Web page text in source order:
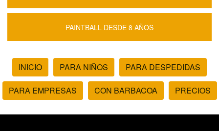
PAINTBALL DESDE 8 AÑOS
INICIO PARA NIÑOS PARA DESPEDIDAS
PARA EMPRESAS CON BARBACOA PRECIOS